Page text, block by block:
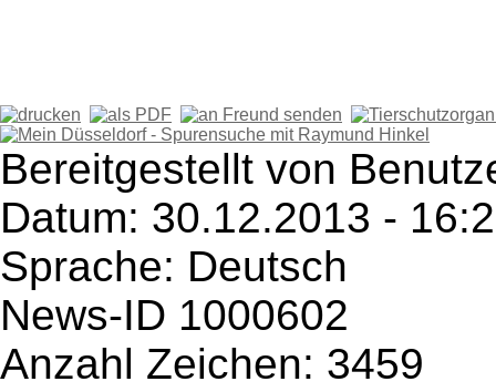
Bereitgestellt von
Datum: 30.12.2013 -
Sprache: Deutsch
News-ID 1000602
Anzahl Zeichen: 3459